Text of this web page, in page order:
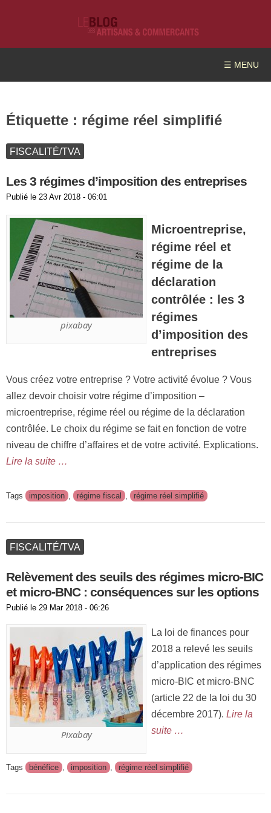
☰ MENU
Étiquette : régime réel simplifié
FISCALITÉ/TVA
Les 3 régimes d’imposition des entreprises
Publié le 23 Avr 2018 - 06:01
pixabay
Microentreprise,
régime réel et
régime de la
déclaration
contrôlée : les 3
régimes
d’imposition des
entreprises
Vous créez votre entreprise ? Votre activité évolue ? Vous
allez devoir choisir votre régime d’imposition –
microentreprise, régime réel ou régime de la déclaration
contrôlée. Le choix du régime se fait en fonction de votre
niveau de chiffre d’affaires et de votre activité. Explications.
Lire la suite …
Tags imposition régime fiscal régime réel simplifié
FISCALITÉ/TVA
Relèvement des seuils des régimes micro-BIC
et micro-BNC : conséquences sur les options
Publié le 29 Mar 2018 - 06:26
Pixabay
La loi de finances pour
2018 a relevé les seuils
d’application des régimes
micro-BIC et micro-BNC
(article 22 de la loi du 30
décembre 2017). Lire la
suite …
Tags bénéfice imposition régime réel simplifié